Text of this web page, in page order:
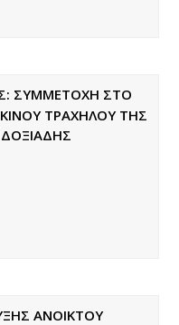
ΣΥΜΜΕΤΟΧΗ ΣΤΟ
ΤΡΑΧΗΛΟΥ ΤΗΣ
ΑΝΟΙΚΤΟΥ